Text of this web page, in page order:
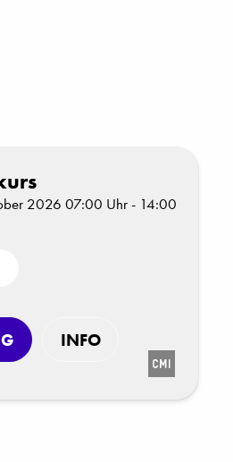
2026 07:00 Uhr - 14:00
INFO